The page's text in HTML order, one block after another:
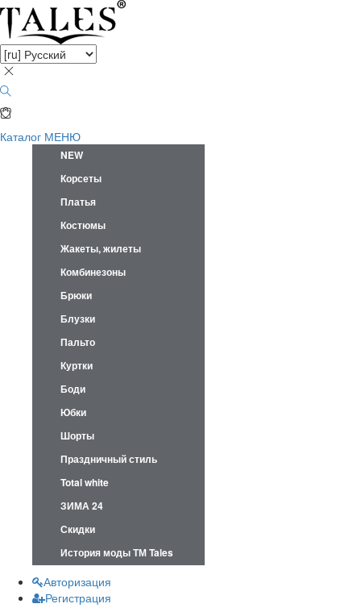
Каталог МЕНЮ
NEW
Корсеты
Платья
Костюмы
Жакеты, жилеты
Комбинезоны
Брюки
Блузки
Пальто
Куртки
Боди
Юбки
Шорты
Праздничный стиль
Total white
ЗИМА 24
Скидки
История моды ТМ Tales
Авторизация
Регистрация